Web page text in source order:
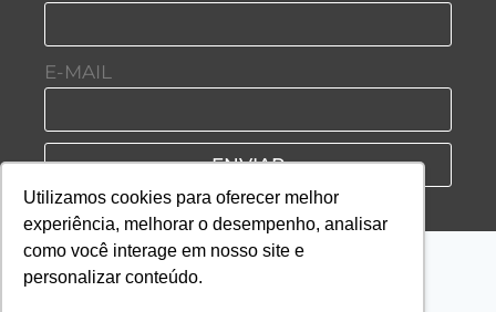
Utilizamos cookies para oferecer melhor
experiência, melhorar o desempenho, analisar
como você interage em nosso site e
personalizar conteúdo.
E-MAIL
ENVIAR